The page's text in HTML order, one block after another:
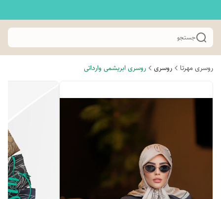
جستجو
روسری مهرتا روسری روسری ابریشمی وارداتی